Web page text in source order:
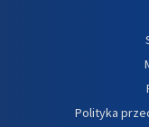
Polityka